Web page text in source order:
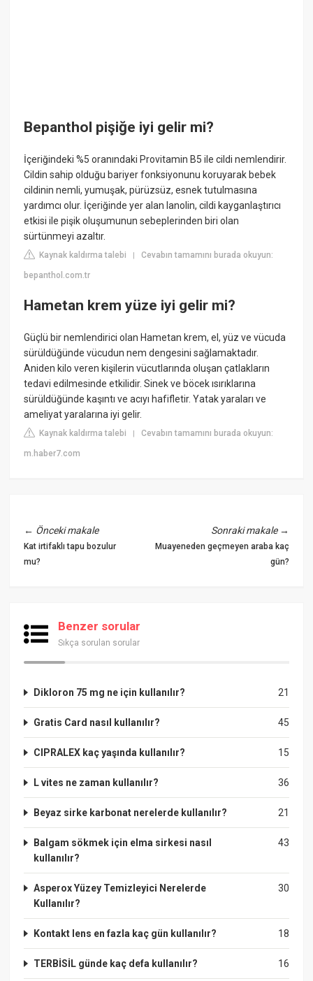
Bepanthol pişiğe iyi gelir mi?
İçeriğindeki %5 oranındaki Provitamin B5 ile cildi nemlendirir.
Cildin sahip olduğu bariyer fonksiyonunu koruyarak bebek
cildinin nemli, yumuşak, pürüzsüz, esnek tutulmasına
yardımcı olur. İçeriğinde yer alan lanolin, cildi kayganlaştırıcı
etkisi ile pişik oluşumunun sebeplerinden biri olan
sürtünmeyi azaltır.
Kaynak kaldırma talebi |Cevabın tamamını burada okuyun:
bepanthol.com.tr
Hametan krem yüze iyi gelir mi?
Güçlü bir nemlendirici olan Hametan krem, el, yüz ve vücuda
sürüldüğünde vücudun nem dengesini sağlamaktadır.
Aniden kilo veren kişilerin vücutlarında oluşan çatlakların
tedavi edilmesinde etkilidir. Sinek ve böcek ısırıklarına
sürüldüğünde kaşıntı ve acıyı hafifletir. Yatak yaraları ve
ameliyat yaralarına iyi gelir.
Kaynak kaldırma talebi |Cevabın tamamını burada okuyun:
m.haber7.com
← Önceki makale
Kat irtifaklı tapu bozulur
mu?
Sonraki makale→
Muayeneden geçmeyen araba kaç
gün?
Benzer sorular
Sıkça sorulan sorular
21
Dikloron 75 mg ne için kullanılır?
45
Gratis Card nasıl kullanılır?
15
CIPRALEX kaç yaşında kullanılır?
36
L vites ne zaman kullanılır?
21
Beyaz sirke karbonat nerelerde kullanılır?
43
Balgam sökmek için elma sirkesi nasıl
kullanılır?
30
Asperox Yüzey Temizleyici Nerelerde
Kullanılır?
18
Kontakt lens en fazla kaç gün kullanılır?
16
TERBİSİL günde kaç defa kullanılır?